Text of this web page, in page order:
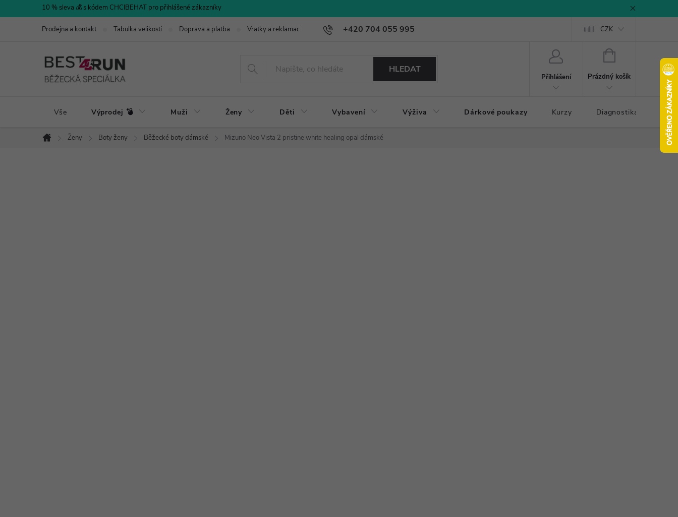
na
10 % sleva 💰 s kódem CHCIBEHAT pro přihlášené zákazníky
+420 704 055 995
Prodejna a kontakt Tabulka velikostí Doprava a platba Vratky a reklamace CZK
HLEDAT
Přihlášení
NÁKUPNÍ
Prázdný košík
Vše Výprodej 💣 Muži Ženy Děti Vybavení Výživa Dárkové poukazy Kurzy Diagnostika došlapu
Domů
Ženy Boty ženy Běžecké boty dámské Mizuno Neo Vista 2 pristine white healing opal dámské